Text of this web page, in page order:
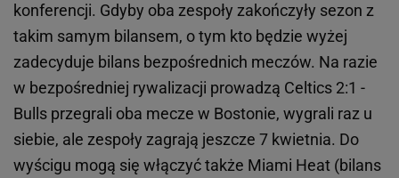
konferencji. Gdyby oba zespoły zakończyły sezon z
takim samym bilansem, o tym kto będzie wyżej
zadecyduje bilans bezpośrednich meczów. Na razie
w bezpośredniej rywalizacji prowadzą Celtics 2:1 -
Bulls przegrali oba mecze w Bostonie, wygrali raz u
siebie, ale zespoły zagrają jeszcze 7 kwietnia. Do
wyścigu mogą się włączyć także Miami Heat (bilans